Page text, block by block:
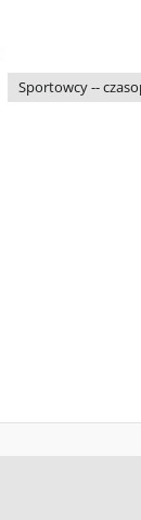
Sportowcy --